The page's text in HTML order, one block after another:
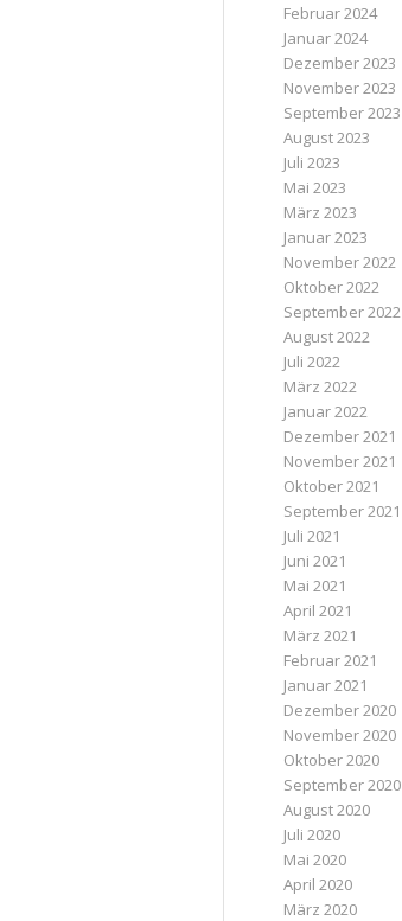
Februar 2024
Januar 2024
Dezember 2023
November 2023
September 2023
August 2023
Juli 2023
Mai 2023
März 2023
Januar 2023
November 2022
Oktober 2022
September 2022
August 2022
Juli 2022
März 2022
Januar 2022
Dezember 2021
November 2021
Oktober 2021
September 2021
Juli 2021
Juni 2021
Mai 2021
April 2021
März 2021
Februar 2021
Januar 2021
Dezember 2020
November 2020
Oktober 2020
September 2020
August 2020
Juli 2020
Mai 2020
April 2020
März 2020